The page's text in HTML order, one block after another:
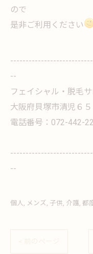
ので
是非ご利用ください
--
フェイシャル・脱毛
大阪府貝塚市清児６
電話番号：072-442-
--
個人 メンズ 子供 介護 都